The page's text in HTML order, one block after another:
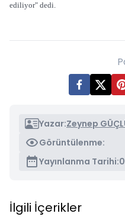
ediliyor" dedi.
Yazar:Zeynep
Görüntülenme:
Yayınlanma Tarihi:
İlgili İçerikler